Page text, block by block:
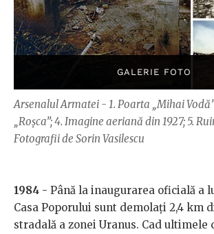
Arsenalul Armatei - 1. Poarta „Mihai
„Roșca”; 4. Imagine aeriană din 1927; 5.
Fotografii de Sorin Vasilescu
1984 - Până la inaugurarea oficială a
Casa Poporului sunt demolaţi 2,4 km
stradală a zonei Uranus. Cad ultimele